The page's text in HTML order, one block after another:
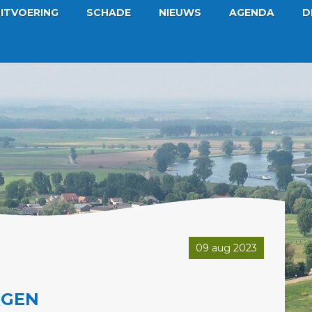
SCHADE NIEUWS AGENDA
09 aug 2023